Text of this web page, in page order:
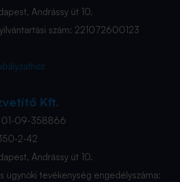
Andrássy út 10.
szám: 221072600123
Kft.
01-09-358866
2-42
Andrássy út 10.
ügynöki tevékenység engedélyszáma: